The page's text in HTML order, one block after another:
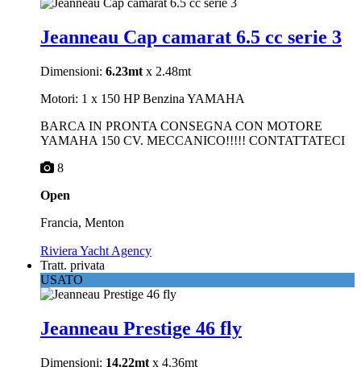
Jeanneau Cap camarat 6.5 cc serie 3
Dimensioni: 6.23mt x 2.48mt
Motori: 1 x 150 HP Benzina YAMAHA
BARCA IN PRONTA CONSEGNA CON MOTORE
YAMAHA 150 CV. MECCANICO!!!!! CONTATTATECI
8
Open
Francia, Menton
Riviera Yacht Agency
Tratt. privata
USATO
Jeanneau Prestige 46 fly
Dimensioni: 14.22mt x 4.36mt